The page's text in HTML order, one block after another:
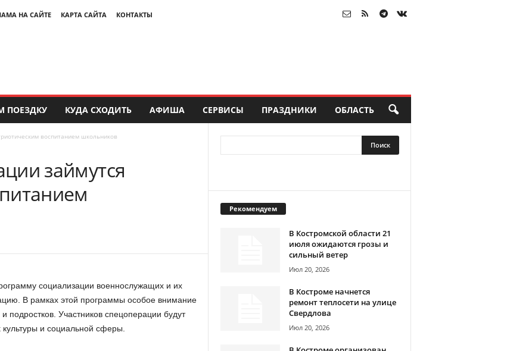
НА САЙТЕ КАРТА САЙТА КОНТАКТЫ
ПОЕЗДКУ КУДА СХОДИТЬ АФИША СЕРВИСЫ ПРАЗДНИКИ ОБЛАСТЬ
воспитанием школьников
займутся
социализации военнослужащих и их
В рамках этой программы особое внимание
подростков. Участников спецоперации будут
и социальной сферы.
Рекомендуем
В Костромской области 21
июля ожидаются грозы и
сильный ветер
Июл 20, 2026
В Костроме начнется
ремонт теплосети на улице
Свердлова
Июл 20, 2026